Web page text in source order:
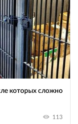
которых сложно
113